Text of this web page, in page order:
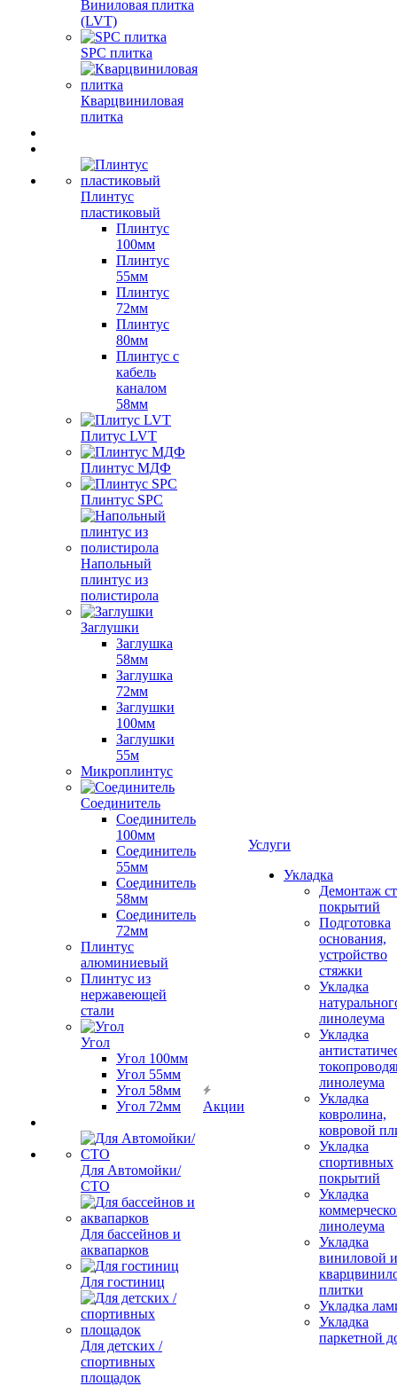
Виниловая плитка
(LVT)
SPC плитка
Кварцвиниловая
плитка
Плинтус
пластиковый
Плинтус
100мм
Плинтус
55мм
Плинтус
72мм
Плинтус
80мм
Плинтус с
кабель
каналом
58мм
Плитус LVT
Плинтус МДФ
Плинтус SPC
Напольный
плинтус из
полистирола
Заглушки
Заглушка
58мм
Заглушка
72мм
Заглушки
100мм
Заглушки
55м
Микроплинтус
Соединитель
Соединитель
100мм
Соединитель
55мм
Соединитель
58мм
Соединитель
72мм
Плинтус
алюминиевый
Плинтус из
нержавеющей
стали
Угол
Угол 100мм
Угол 55мм
Угол 58мм
Угол 72мм
Для Автомойки/
СТО
Для бассейнов и
аквапарков
Для гостиниц
Для детских /
спортивных
площадок
Акции
Услуги
Укладка
Демонтаж
покрытий
Подготовка
основания,
устройство
стяжки
Укладка
линолеума
Укладка
линолеума
Укладка
ковролина,
ковровой
Укладка
спортивных
покрытий
Укладка
линолеума
Укладка
виниловой и
плитки
Укладка
Укладка
паркетной